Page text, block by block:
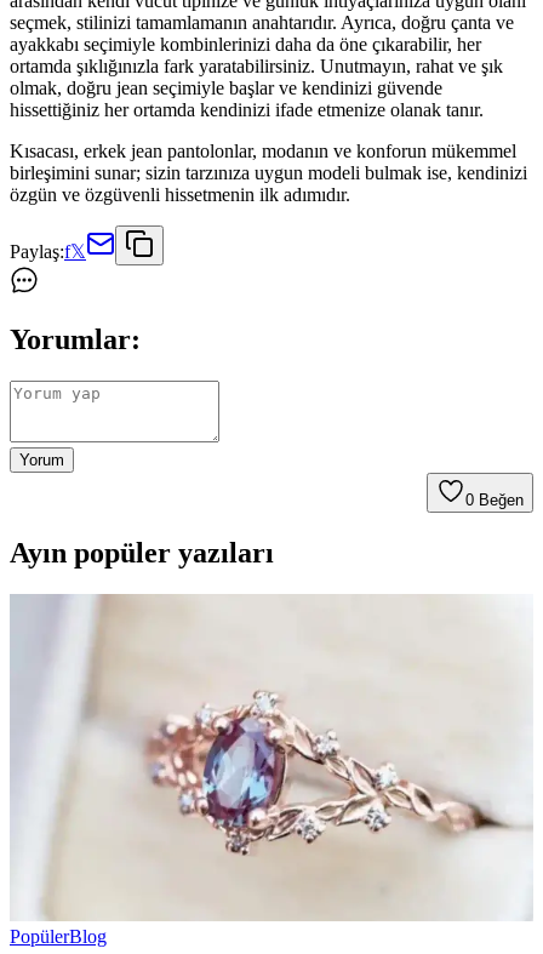
seçmek, stilinizi tamamlamanın anahtarıdır. Ayrıca, doğru çanta ve
ayakkabı seçimiyle kombinlerinizi daha da öne çıkarabilir, her
ortamda şıklığınızla fark yaratabilirsiniz. Unutmayın, rahat ve şık
olmak, doğru jean seçimiyle başlar ve kendinizi güvende
hissettiğiniz her ortamda kendinizi ifade etmenize olanak tanır.
Kısacası, erkek jean pantolonlar, modanın ve konforun mükemmel
birleşimini sunar; sizin tarzınıza uygun modeli bulmak ise, kendinizi
özgün ve özgüvenli hissetmenin ilk adımıdır.
Paylaş:f𝕏
Yorumlar:
Yorum
0 Beğen
Ayın popüler yazıları
PopülerBlog